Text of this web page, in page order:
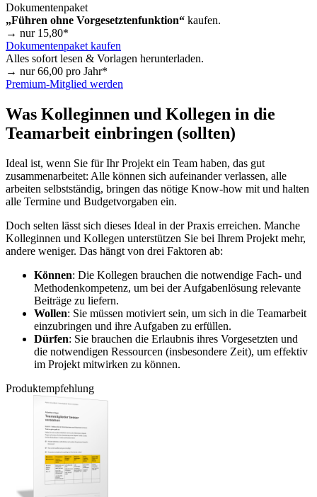
Dokumentenpaket
„Führen ohne Vorgesetztenfunktion“ kaufen.
→ nur 15,80*
Dokumentenpaket kaufen
Alles sofort lesen & Vorlagen herunterladen.
→ nur66,00 pro Jahr*
Premium-Mitglied werden
Was Kolleginnen und Kollegen in die
Teamarbeit einbringen (sollten)
Ideal ist, wenn Sie für Ihr Projekt ein Team haben, das gut
zusammenarbeitet: Alle können sich aufeinander verlassen, alle
arbeiten selbstständig, bringen das nötige Know-how mit und halten
alle Termine und Budgetvorgaben ein.
Doch selten lässt sich dieses Ideal in der Praxis erreichen. Manche
Kolleginnen und Kollegen unterstützen Sie bei Ihrem Projekt mehr,
andere weniger. Das hängt von drei Faktoren ab:
Können: Die Kollegen brauchen die notwendige Fach- und
Methodenkompetenz, um bei der Aufgabenlösung relevante
Beiträge zu liefern.
Wollen: Sie müssen motiviert sein, um sich in die Teamarbeit
einzubringen und ihre Aufgaben zu erfüllen.
Dürfen: Sie brauchen die Erlaubnis ihres Vorgesetzten und
die notwendigen Ressourcen (insbesondere Zeit), um effektiv
im Projekt mitwirken zu können.
Produktempfehlung